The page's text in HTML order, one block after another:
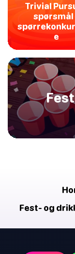
Trivial
spørsmål
e
Fest- og